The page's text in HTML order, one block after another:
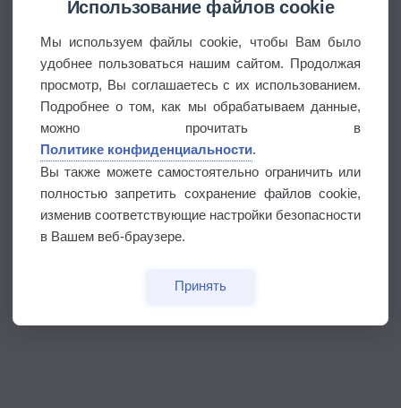
Использование файлов cookie
Мы используем файлы cookie, чтобы Вам было
удобнее пользоваться нашим сайтом. Продолжая
просмотр, Вы соглашаетесь с их использованием.
Подробнее о том, как мы обрабатываем данные,
можно прочитать в
Политике конфиденциальности.
Вы также можете самостоятельно ограничить или
полностью запретить сохранение файлов cookie,
изменив соответствующие настройки безопасности
в Вашем веб-браузере.
Принять